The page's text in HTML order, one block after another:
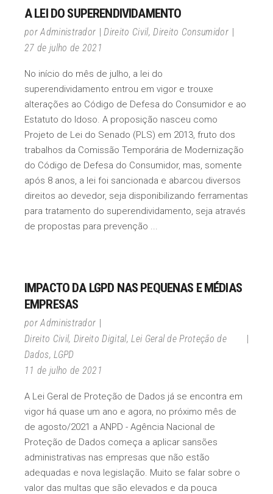
A LEI DO SUPERENDIVIDAMENTO
porAdministrador Direito Civil,Direito Consumidor
27 de julho de 2021
No início do mês de julho, a lei do
superendividamento entrou em vigor e trouxe
alterações ao Código de Defesa do Consumidor e ao
Estatuto do Idoso. A proposição nasceu como
Projeto de Lei do Senado (PLS) em 2013, fruto dos
trabalhos da Comissão Temporária de Modernização
do Código de Defesa do Consumidor, mas, somente
após 8 anos, a lei foi sancionada e abarcou diversos
direitos ao devedor, seja disponibilizando ferramentas
para tratamento do superendividamento, seja através
de propostas para prevenção
IMPACTO DA LGPD NAS PEQUENAS E MÉDIAS
EMPRESAS
porAdministrador
Direito Civil, Direito Digital,Lei Geral de Proteção de
Dados,LGPD
11 de julho de 2021
A Lei Geral de Proteção de Dados já se encontra em
vigor há quase um ano e agora, no próximo mês de
de agosto/2021 a ANPD - Agência Nacional de
Proteção de Dados começa a aplicar sansões
administrativas nas empresas que não estão
adequadas e nova legislação. Muito se falar sobre o
valor das multas que são elevados e da pouca